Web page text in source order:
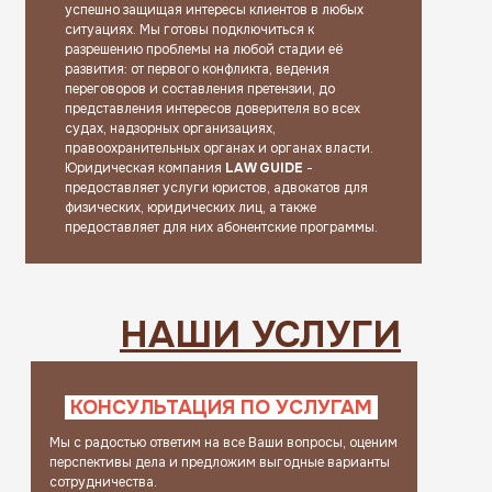
успешно защищая интересы клиентов в любых
ситуациях. Мы готовы подключиться к
разрешению проблемы на любой стадии её
развития: от первого конфликта, ведения
переговоров и составления претензии, до
представления интересов доверителя во всех
судах, надзорных организациях,
правоохранительных органах и органах власти.
Юридическая компания LAW GUIDE -
предоставляет услуги юристов, адвокатов для
физических, юридических лиц, а также
предоставляет для них абонентские программы.
НАШИ УСЛУГИ
Мы с радостью ответим на все Ваши вопросы, оценим
перспективы дела и предложим выгодные варианты
сотрудничества.
КОНСУЛЬТАЦИЯ ПО УСЛУГАМ